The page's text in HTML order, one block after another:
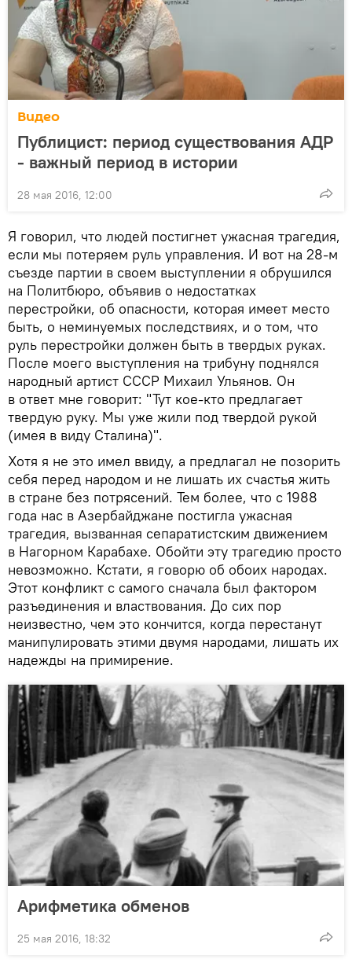
Видео
Публицист: период существования АДР
- важный период в истории
28 мая 2016, 12:00
Я говорил, что людей постигнет ужасная трагедия,
если мы потеряем руль управления. И вот на 28-м
съезде партии в своем выступлении я обрушился
на Политбюро, объявив о недостатках
перестройки, об опасности, которая имеет место
быть, о неминуемых последствиях, и о том, что
руль перестройки должен быть в твердых руках.
После моего выступления на трибуну поднялся
народный артист СССР Михаил Ульянов. Он
в ответ мне говорит: "Тут кое-кто предлагает
твердую руку. Мы уже жили под твердой рукой
(имея в виду Сталина)".
Хотя я не это имел ввиду, а предлагал не позорить
себя перед народом и не лишать их счастья жить
в стране без потрясений. Тем более, что с 1988
года нас в Азербайджане постигла ужасная
трагедия, вызванная сепаратистским движением
в Нагорном Карабахе. Обойти эту трагедию просто
невозможно. Кстати, я говорю об обоих народах.
Этот конфликт с самого сначала был фактором
разъединения и властвования. До сих пор
неизвестно, чем это кончится, когда перестанут
манипулировать этими двумя народами, лишать их
надежды на примирение.
Арифметика обменов
25 мая 2016, 18:32